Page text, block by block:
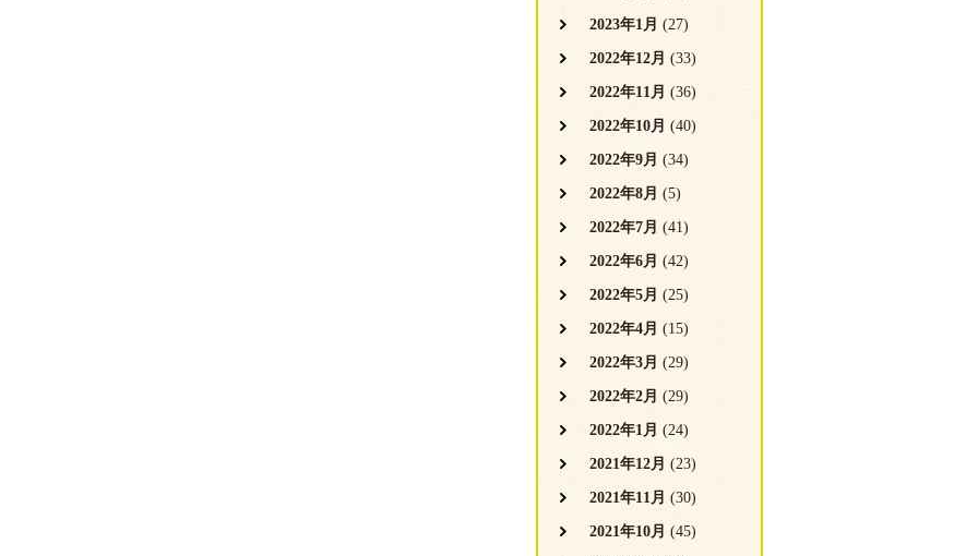
2023年1月 (27)
2022年12月 (33)
2022年11月 (36)
2022年10月 (40)
2022年9月 (34)
2022年8月 (5)
2022年7月 (41)
2022年6月 (42)
2022年5月 (25)
2022年4月 (15)
2022年3月 (29)
2022年2月 (29)
2022年1月 (24)
2021年12月 (23)
2021年11月 (30)
2021年10月 (45)